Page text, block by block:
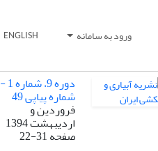
ورود به سامانه ENGLISH
دوره 9، شماره 1 -
شماره پیاپی 49
فروردین و
اردیبهشت 1394
صفحه22-31